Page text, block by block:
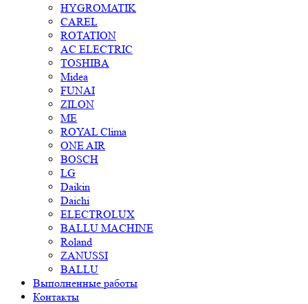
HYGROMATIK
CAREL
ROTATION
AC ELECTRIC
TOSHIBA
Midea
FUNAI
ZILON
ME
ROYAL Clima
ONE AIR
BOSCH
LG
Daikin
Daichi
ELECTROLUX
BALLU MACHINE
Roland
ZANUSSI
BALLU
Выполненные работы
Контакты